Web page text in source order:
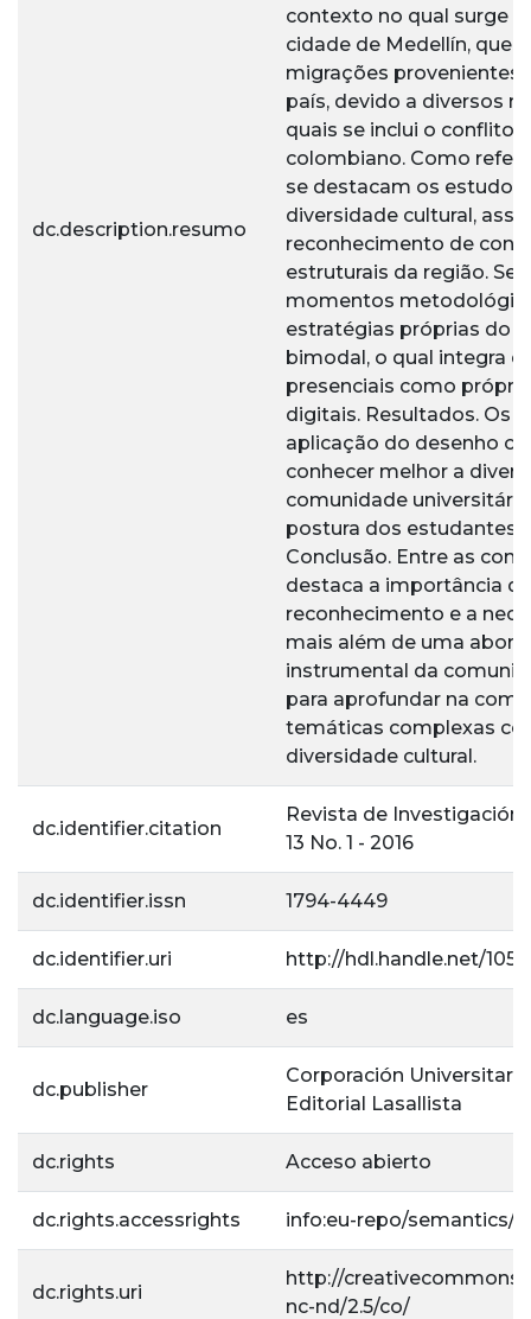
dc.description.resumo
contexto no qual surge
cidade de Medellín, que
migrações provenientes
país, devido a diversos
quais se inclui o conflito
colombiano. Como
se destacam os estudos
diversidade cultural,
reconhecimento de
estruturais da região. Se
momentos
estratégias próprias do
bimodal, o qual integra
presenciais como
digitais. Resultados. Os
aplicação do desenho
conhecer melhor a
comunidade
postura dos estudantes
Conclusão. Entre as
destaca a importância
reconhecimento e a
mais além de uma
instrumental da
para aprofundar na
temáticas complexas
diversidade cultural.
dc.identifier.citation
Revista de Investigación
13 No. 1 - 2016
dc.identifier.issn 1794-4449
dc.identifier.uri http://hdl.handle.net/
dc.language.iso es
dc.publisher
Corporación
Editorial Lasallista
dc.rights Acceso abierto
dc.rights.accessrights info:eu-repo/semantics/
dc.rights.uri
http://
nc-nd/2.5/co/